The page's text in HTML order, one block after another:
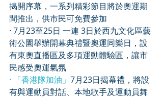
揭開序幕，一系列精彩節目將於奧運期
間推出，供市民可免費參加
· 7月23至25日 一連 3日於西九文化區藝
術公園舉辦開幕典禮暨奧運同樂日，設
有東奧直播區及多項運動體驗區，讓市
民感受奧運氣氛
· 「香港隊加油」 7月23日揭幕禮，將設
有與運動員對話、本地歌手及運動員舞